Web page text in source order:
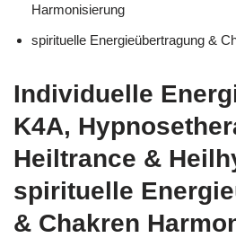
Harmonisierung
spirituelle Energieübertragung &
Individuelle
K4A,
Heiltrance &
spirituelle
& Chakren